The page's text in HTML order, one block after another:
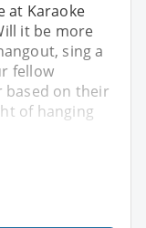
at Karaoke
it be more
sing a
fellow
based on their
of hanging